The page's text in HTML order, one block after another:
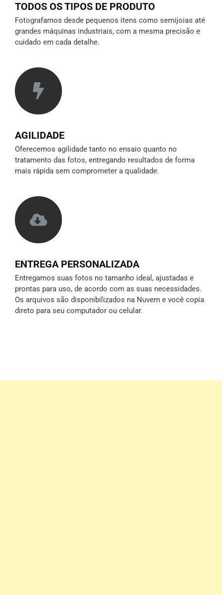
TODOS OS TIPOS DE PRODUTO
Fotografamos desde pequenos itens como semijoias até
grandes máquinas industriais, com a mesma precisão e
cuidado em cada detalhe.
AGILIDADE
Oferecemos agilidade tanto no ensaio quanto no
tratamento das fotos, entregando resultados de forma
mais rápida sem comprometer a qualidade.
ENTREGA PERSONALIZADA
Entregamos suas fotos no tamanho ideal, ajustadas e
prontas para uso, de acordo com as suas necessidades.
Os arquivos são disponibilizados na Nuvem e você copia
direto para seu computador ou celular.